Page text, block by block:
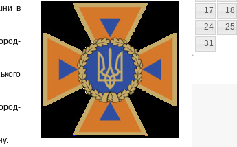
в
17
18
24
25
31